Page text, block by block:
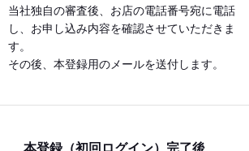
当社独自の審査後、お店の電話番号宛に電話
し、お申し込み内容を確認させていただきま
す。
その後、本登録用のメールを送付します。